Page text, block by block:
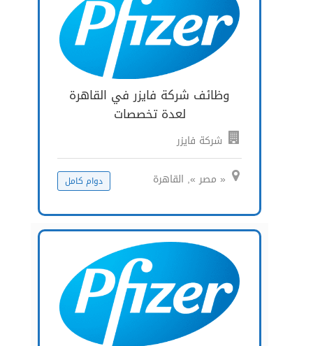
وظائف شركة فايزر في القاهرة
لعدة تخصصات
شركة فايزر
« مصر », القاهرة دوام كامل